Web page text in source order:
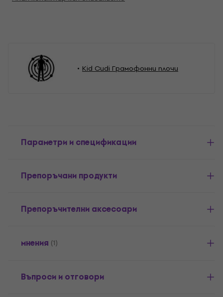
Kid Cudi Грамофонни плочи
Параметри и спецификации
Препоръчани продукти
Препоръчителни аксесоари
мнения (1)
Въпроси и отговори